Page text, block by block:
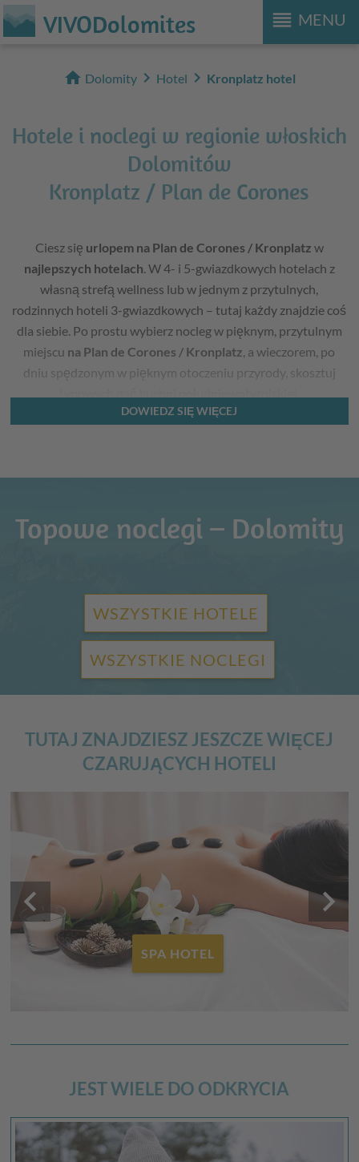
reorder MENU
VIVODolomites
home Dolomity chevron_right Hotel chevron_right Kronplatz hotel
Hotele i noclegi w regionie włoskich
Dolomitów
Kronplatz / Plan de Corones
Ciesz się urlopem na Plan de Corones / Kronplatz w
najlepszych hotelach. W 4- i 5-gwiazdkowych hotelach z
własną strefą wellness lub w jednym z przytulnych,
rodzinnych hoteli 3-gwiazdkowych – tutaj każdy znajdzie coś
dla siebie. Po prostu wybierz nocleg w pięknym, przytulnym
miejscu na Plan de Corones / Kronplatz, a wieczorem, po
dniu spędzonym w pięknym otoczeniu przyrody, skosztuj
DOWIEDZ SIĘ WIĘCEJ
Topowe noclegi – Dolomity
WSZYSTKIE HOTELE
WSZYSTKIE NOCLEGI
TUTAJ ZNAJDZIESZ JESZCZE WIĘCEJ
CZARUJĄCYCH HOTELI
SPA HOTEL
keyboard_arrow_left keyboard_arrow_right
JEST WIELE DO ODKRYCIA